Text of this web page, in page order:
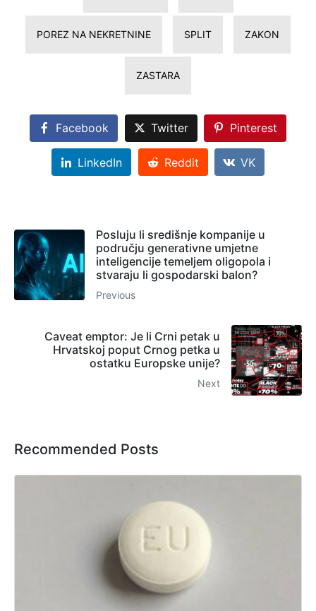
POREZ NA NEKRETNINE SPLIT ZAKON
ZASTARA
Facebook Twitter Pinterest
LinkedIn Reddit VK
Posluju li središnje kompanije u
području generativne umjetne
inteligencije temeljem oligopola i
stvaraju li gospodarski balon?
Previous
Caveat emptor: Je li Crni petak u
Hrvatskoj poput Crnog petka u
ostatku Europske unije?
Next
Recommended Posts